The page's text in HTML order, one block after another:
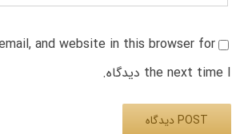
and website in this browser for
the next time I دیدگاه.